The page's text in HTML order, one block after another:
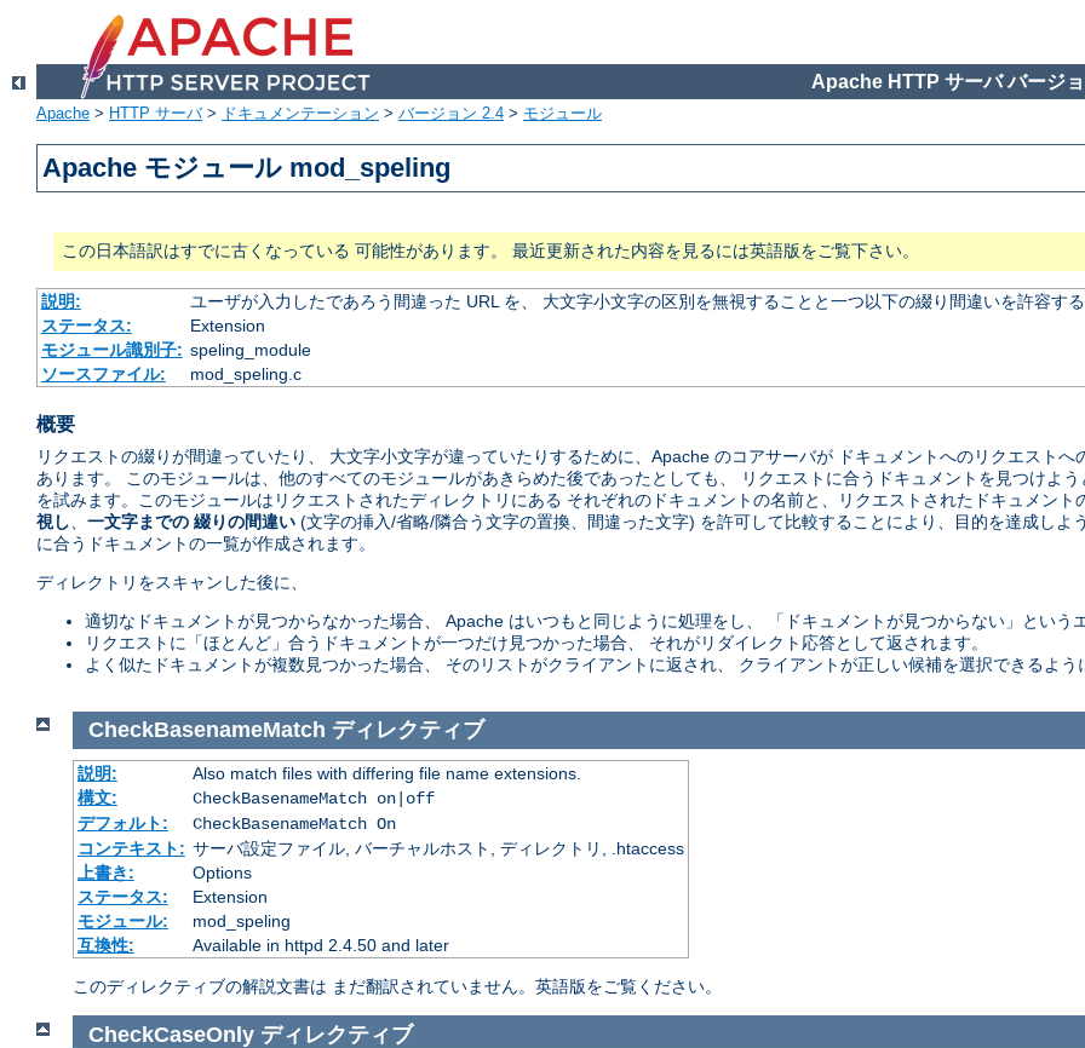
Apache HTTP サーバ バージ
Apache > HTTP サーバ> ドキュメンテーション > バージョン 2.4 > モジュール
Apache モジュール mod_speling
この日本語訳はすでに古くなっている 可能性があります。 最近更新された内容を見るには英語版をご覧下さい。
説明:
ユーザが入力したであろう間違った URL を、 大文字小文字の区別を無視することと一つ以下の綴り間違いを許容す
ステータス:
Extension
モジュール識別子: speling_module
ソースファイル:
mod_speling.c
概要
リクエストの綴りが間違っていたり、 大文字小文字が違っていたりするために、Apache のコアサーバが ドキュメントへのリクエスト
あります。 このモジュールは、他のすべてのモジュールがあきらめた後であったとしても、 リクエストに合うドキュメントを見つけよ
を試みます。このモジュールはリクエストされたディレクトリにある それぞれのドキュメントの名前と、リクエストされたドキュメント
視し、 一文字までの 綴りの間違い (文字の挿入/省略/隣合う文字の置換、間違った文字) を許可して比較することにより、目的を達成しよ
に合うドキュメントの一覧が作成されます。
ディレクトリをスキャンした後に、
適切なドキュメントが見つからなかった場合、 Apache はいつもと同じように処理をし、 「ドキュメントが見つからない」という
リクエストに「ほとんど」合うドキュメントが一つだけ見つかった場合、 それがリダイレクト応答として返されます。
よく似たドキュメントが複数見つかった場合、 そのリストがクライアントに返され、 クライアントが正しい候補を選択できるよう
CheckBasenameMatch ディレクティブ
説明:
Also match files with differing file name extensions.
構文:
CheckBasenameMatch on|off
デフォルト:
CheckBasenameMatch On
コンテキスト: サーバ設定ファイル, バーチャルホスト, ディレクトリ, .htaccess
上書き:
Options
ステータス:
Extension
モジュール:
mod_speling
互換性:
Available in httpd 2.4.50 and later
このディレクティブの解説文書は まだ翻訳されていません。英語版をご覧ください。
CheckCaseOnly ディレクティブ